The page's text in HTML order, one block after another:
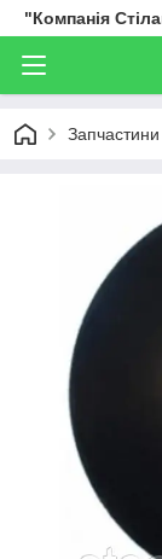
"Компанія